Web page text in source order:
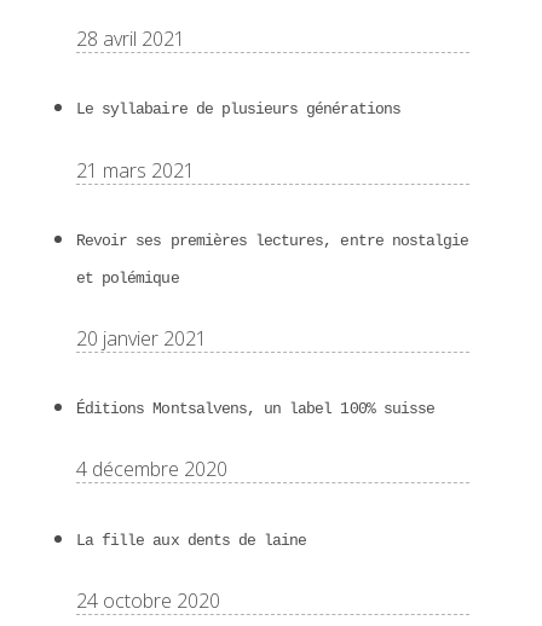
28 avril 2021
Le syllabaire de plusieurs générations
21 mars 2021
Revoir ses premières lectures, entre nostalgie
et polémique
20 janvier 2021
Éditions Montsalvens, un label 100% suisse
4 décembre 2020
La fille aux dents de laine
24 octobre 2020